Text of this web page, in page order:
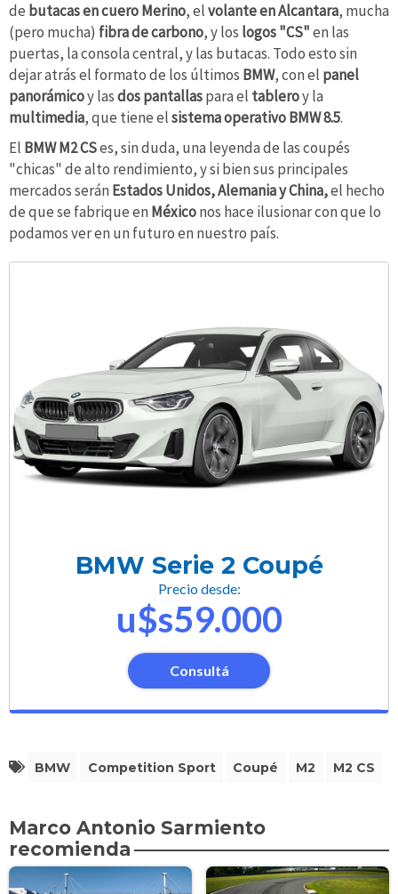
de butacas en cuero Merino, elvolante en Alcantara, mucha
(pero mucha) fibra de carbono, y los logos "CS"en las
puertas, la consola central, y las butacas. Todo esto sin
dejar atrás el formato de los últimos BMW, con el panel
panorámicoy lasdos pantallaspara el tableroy la
multimedia, que tiene elsistema operativo BMW 8.5.
El BMW M2 CSes, sin duda, una leyenda de las coupés
"chicas" de alto rendimiento, y si bien sus principales
mercados serán Estados Unidos, Alemania y China,el hecho
de que se fabrique en Méxiconos hace ilusionar con que lo
podamos ver en un futuro en nuestro país.
BMW Serie 2 Coupé
Precio desde:
u$s59.000
Consultá
BMW Competition Sport Coupé M2 M2 CS
Marco Antonio Sarmiento
recomienda